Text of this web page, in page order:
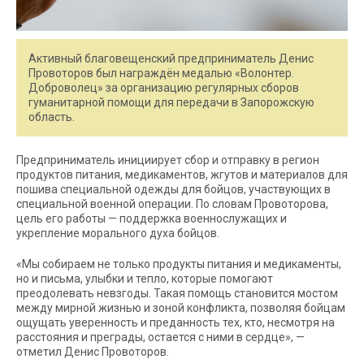
Активный благовещенский предприниматель Денис
Провоторов был награждён медалью «Волонтер.
Доброволец» за организацию регулярных сборов
гуманитарной помощи для передачи в Запорожскую
область.
Предприниматель инициирует сбор и отправку в регион
продуктов питания, медикаментов, жгутов и материалов для
пошива специальной одежды для бойцов, участвующих в
специальной военной операции. По словам Провоторова,
цель его работы — поддержка военнослужащих и
укрепление морального духа бойцов.
«Мы собираем не только продукты питания и медикаменты,
но и письма, улыбки и тепло, которые помогают
преодолевать невзгоды. Такая помощь становится мостом
между мирной жизнью и зоной конфликта, позволяя бойцам
ощущать уверенность и преданность тех, кто, несмотря на
расстояния и преграды, остается с ними в сердце», —
отметил Денис Провоторов.